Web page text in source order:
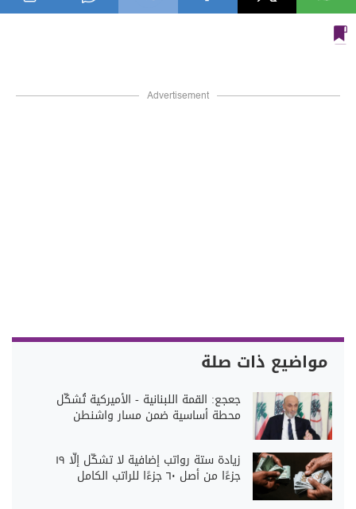
Advertisement
مواضيع ذات صلة
جعجع: القمة اللبنانية - الأميركية تُشكّل
محطة أساسية ضمن مسار واشنطن
زيادة ستة رواتب إضافية لا تشكّل إلّا ١٩
جزءًا من أصل ٦٠ جزءًا للراتب الكامل